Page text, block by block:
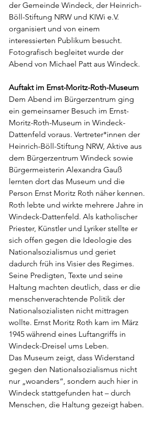
der Gemeinde Windeck, der Heinrich-
Böll-Stiftung NRW und KIWi e.V.
organisiert und von einem
interessierten Publikum besucht.
Fotografisch begleitet wurde der
Abend von Michael Patt aus Windeck.
Auftakt im Ernst-Moritz-Roth-Museum
Dem Abend im Bürgerzentrum ging
ein gemeinsamer Besuch im Ernst-
Moritz-Roth-Museum in Windeck-
Dattenfeld voraus. Vertreter*innen der
Heinrich-Böll-Stiftung NRW, Aktive aus
dem Bürgerzentrum Windeck sowie
Bürgermeisterin Alexandra Gauß
lernten dort das Museum und die
Person Ernst Moritz Roth näher kennen.
Roth lebte und wirkte mehrere Jahre in
Windeck-Dattenfeld. Als katholischer
Priester, Künstler und Lyriker stellte er
sich offen gegen die Ideologie des
Nationalsozialismus und geriet
dadurch früh ins Visier des Regimes.
Seine Predigten, Texte und seine
Haltung machten deutlich, dass er die
menschenverachtende Politik der
Nationalsozialisten nicht mittragen
wollte. Ernst Moritz Roth kam im März
1945 während eines Luftangriffs in
Windeck-Dreisel ums Leben.
Das Museum zeigt, dass Widerstand
gegen den Nationalsozialismus nicht
nur „woanders“, sondern auch hier in
Windeck stattgefunden hat – durch
Menschen, die Haltung gezeigt haben.